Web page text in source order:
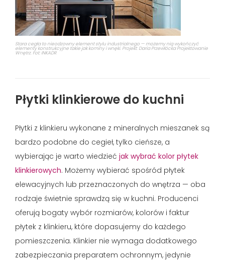
Stara cegła to nieodzowny element stylu industrialnego — możemy nią wykończyć
elementy konstrukcyjne takie jak kominy i wnęki. Projekt: Daria Przewłócka Projektowanie
Wnętrz. Fot: INKADR
Płytki klinkierowe do kuchni
Płytki z klinkieru wykonane z mineralnych mieszanek są
bardzo podobne do cegieł, tylko cieńsze, a
wybierając je warto wiedzieć jak wybrać kolor płytek
klinkierowych. Możemy wybierać spośród płytek
elewacyjnych lub przeznaczonych do wnętrza — oba
rodzaje świetnie sprawdzą się w kuchni. Producenci
oferują bogaty wybór rozmiarów, kolorów i faktur
płytek z klinkieru, które dopasujemy do każdego
pomieszczenia. Klinkier nie wymaga dodatkowego
zabezpieczania preparatem ochronnym, jedynie